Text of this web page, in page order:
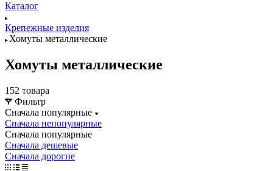
Каталог
Крепежные изделия
Хомуты металлические
Хомуты металлические
152 товара
Фильтр
Сначала популярные
Сначала непопулярные
Сначала популярные
Сначала дешевые
Сначала дорогие